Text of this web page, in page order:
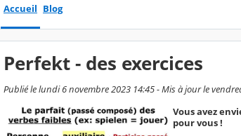
Accueil Blog
Perfekt - des exercices
Publié le lundi 6 novembre 2023 14:45 - Mis à jour le
Vous avez
pour vous !